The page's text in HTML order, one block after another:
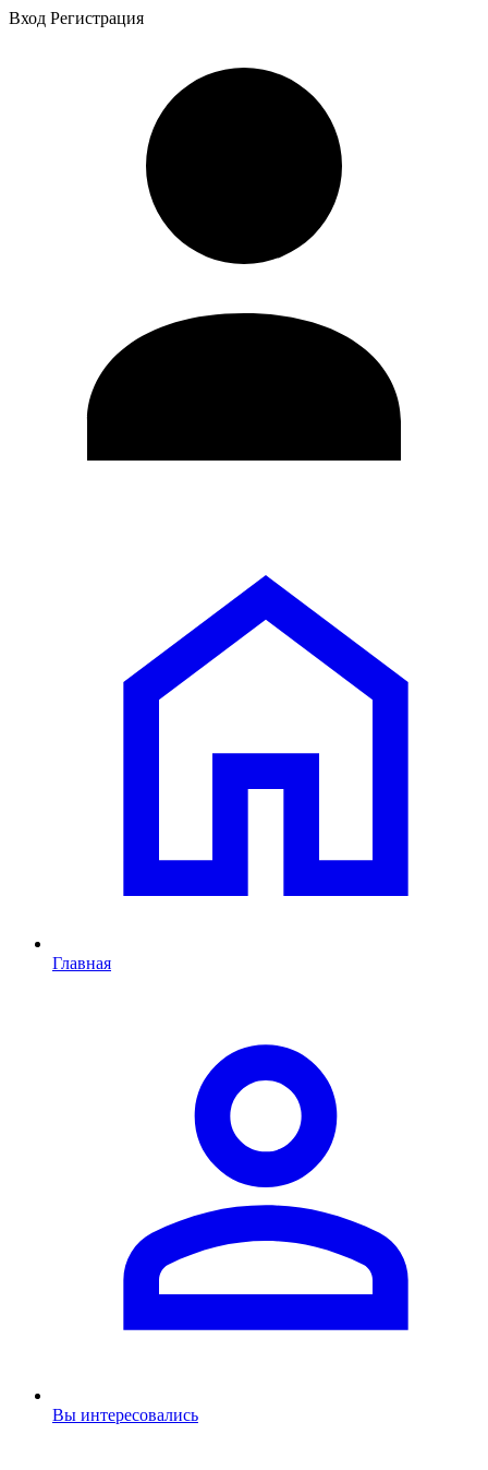
Вход Регистрация
Главная
Вы интересовались